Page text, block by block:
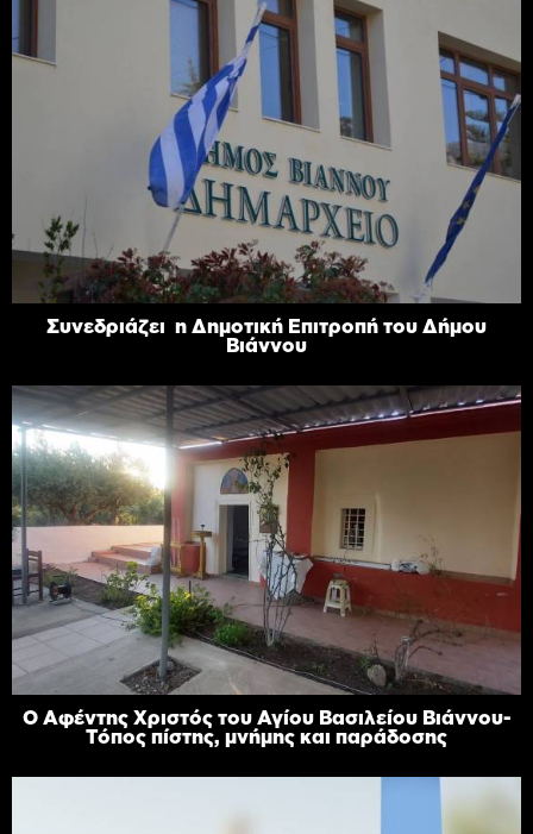
Συνεδριάζει η Δημοτική Επιτροπή του Δήμου
Βιάννου
Ο Αφέντης Χριστός του Αγίου Βασιλείου Βιάννου-
Τόπος πίστης, μνήμης και παράδοσης